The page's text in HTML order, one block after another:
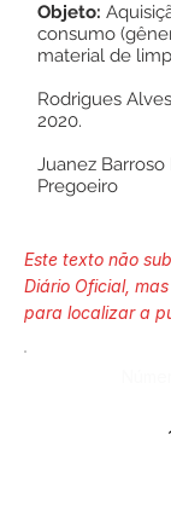
Objeto:
consumo
material de
Rodrigues
2020.
Juanez Barroso
Pregoeiro
Este texto não
Diário Oficial,
para localizar a